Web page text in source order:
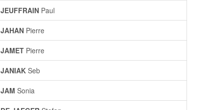
JEUFFRAIN Paul
JAHAN Pierre
JAMET Pierre
JANIAK Seb
JAM Sonia